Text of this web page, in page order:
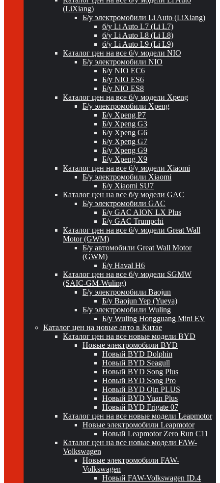
(LiXiang)
Б/у электромобили Li Auto (LiXiang)
б/у Li Auto L7 (Li L7)
б/у Li Auto L8 (Li L8)
б/у Li Auto L9 (Li L9)
Каталог цен на все б/у модели NIO
Б/у электромобили NIO
Б/у NIO EC6
Б/у NIO ES6
Б/у NIO ES8
Каталог цен на все б/у модели Xpeng
Б/у электромобили Xpeng
Б/у Xpeng P7
Б/у Xpeng G3
Б/у Xpeng G6
Б/у Xpeng G7
Б/у Xpeng G9
Б/у Xpeng X9
Каталог цен на все б/у модели Xiaomi
Б/у электромобили Xiaomi
Б/у Xiaomi SU7
Каталог цен на все б/у модели GAC
Б/у электромобили GAC
Б/у GAC AION LX Plus
Б/у GAC Trumpchi
Каталог цен на все б/у модели Great Wall
Motor (GWM)
Б/у автомобили Great Wall Motor
(GWM)
Б/у Haval H6
Каталог цен на все б/у модели SGMW
(SAIC-GM-Wuling)
Б/у электромобили Baojun
Б/у Baojun Yep (Yueya)
Б/у электромобили Wuling
Б/у Wuling Hongguang Mini EV
Каталог цен на новые авто в Китае
Каталог цен на все новые модели BYD
Новые электромобили BYD
Новый BYD Dolphin
Новый BYD Seagull
Новый BYD Song Plus
Новый BYD Song Pro
Новый BYD Qin PLUS
Новый BYD Yuan Plus
Новый BYD Frigate 07
Каталог цен на все новые модели Leapmotor
Новые электромобили Leapmotor
Новый Leapmotor Zero Run C11
Каталог цен на все новые модели FAW-
Volkswagen
Новые электромобили FAW-
Volkswagen
Новый FAW-Volkswagen ID.4